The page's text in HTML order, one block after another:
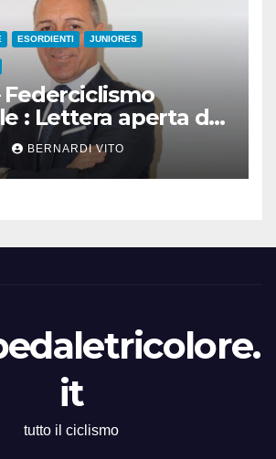
ESORDIENTI JUNIORES
Federciclismo
: Lettera aperta del
Cordiano
BERNARDI VITO
it
tutto il ciclismo